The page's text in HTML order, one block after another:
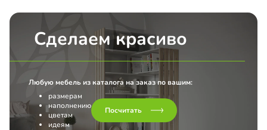
Сделаем красиво
Любую мебель из каталога на заказ по вашим:
размерам
наполнению
цветам
идеям
Посчитать